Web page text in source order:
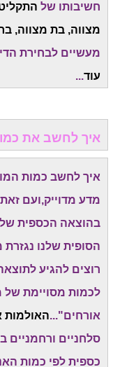
חשיבותו של
מצווה, בת מצווה,
מעשיים לבחירת
עוד...
איך לחשב את
איך לחשב כמות
מדע מדוייק,ועם
בהוצאה הכספית של
הסופית שלנו
רוצים להגיע
לכמות מסויימת של
אורחים"...האולמות
סלחניים ורחמניים
כספית לפי כמות